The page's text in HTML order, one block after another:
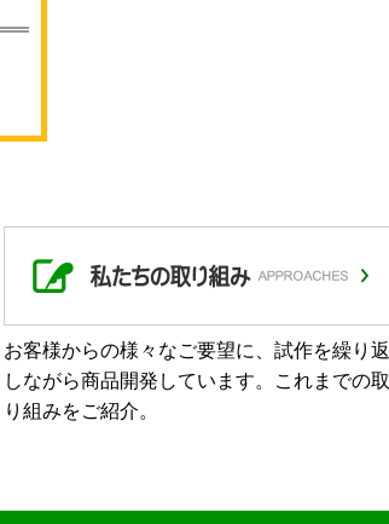
お客様からの様々なご要望に、試作を繰り返
しながら商品開発しています。これまでの取
り組みをご紹介。